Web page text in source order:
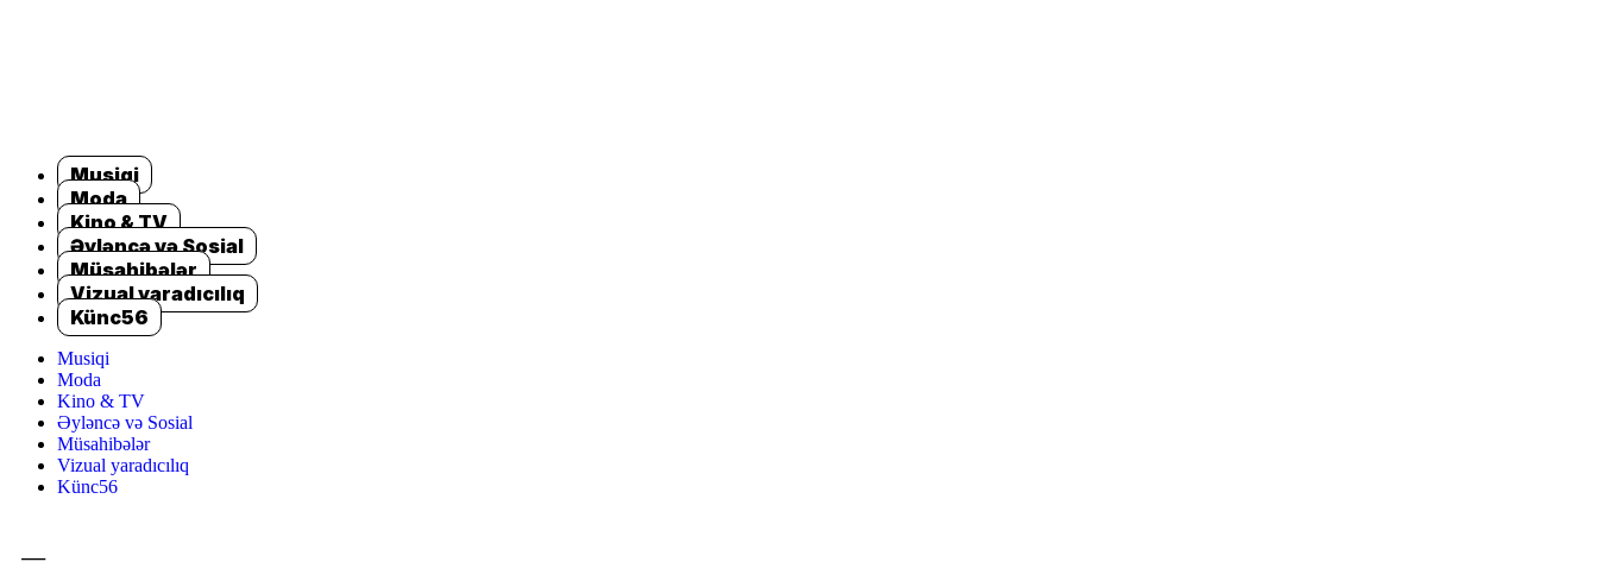
Musiqi
Moda
Kino & TV
Əyləncə və Sosial
Müsahibələr
Vizual yaradıcılıq
Künc56
Musiqi
Moda
Kino & TV
Əyləncə və Sosial
Müsahibələr
Vizual yaradıcılıq
Künc56